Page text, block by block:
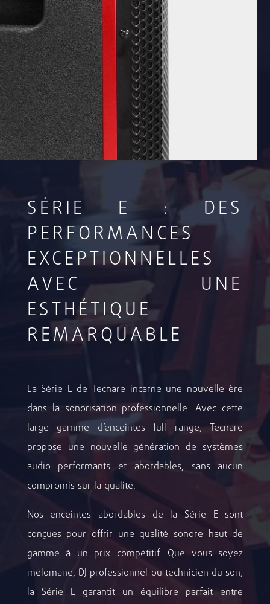
SÉRIE E : DES
PERFORMANCES
EXCEPTIONNELLES
AVEC UNE
ESTHÉTIQUE
REMARQUABLE
La Série E de Tecnare incarne une nouvelle ère
dans la sonorisation professionnelle. Avec cette
large gamme d’enceintes full range, Tecnare
propose une nouvelle génération de systèmes
audio performants et abordables, sans aucun
compromis sur la qualité.
Nos enceintes abordables de la Série E sont
conçues pour offrir une qualité sonore haut de
gamme à un prix compétitif. Que vous soyez
mélomane, DJ professionnel ou technicien du son,
la Série E garantit un équilibre parfait entre